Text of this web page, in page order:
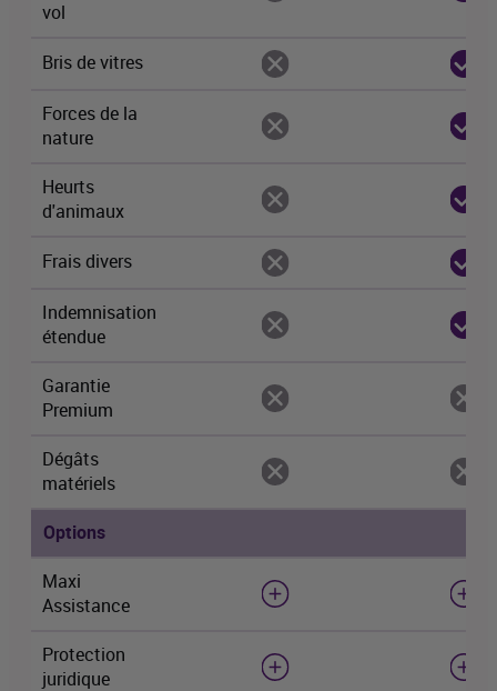
vol
Bris de vitres
Forces de la
nature
Heurts
d'animaux
Frais divers
Indemnisation
étendue
Garantie
Premium
Dégâts
matériels
Options
Maxi
Assistance
Protection
juridique